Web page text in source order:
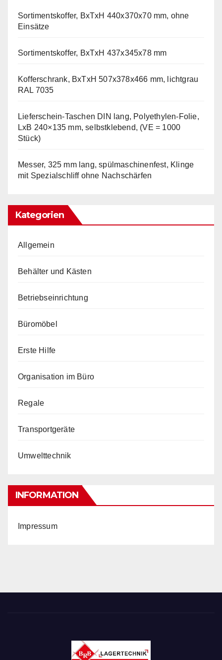
Sortimentskoffer, BxTxH 440x370x70 mm, ohne
Einsätze
Sortimentskoffer, BxTxH 437x345x78 mm
Kofferschrank, BxTxH 507x378x466 mm, lichtgrau
RAL 7035
Lieferschein-Taschen DIN lang, Polyethylen-Folie,
LxB 240×135 mm, selbstklebend, (VE = 1000
Stück)
Messer, 325 mm lang, spülmaschinenfest, Klinge
mit Spezialschliff ohne Nachschärfen
Kategorien
Allgemein
Behälter und Kästen
Betriebseinrichtung
Büromöbel
Erste Hilfe
Organisation im Büro
Regale
Transportgeräte
Umwelttechnik
INFORMATION
Impressum